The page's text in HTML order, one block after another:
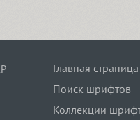
Главная страница
Поиск шрифтов
Коллекции